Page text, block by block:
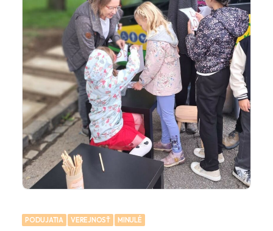
PODUJATIA VEREJNOSŤ MINULÉ